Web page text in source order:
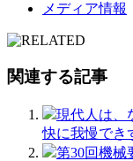
メディア情報
関連する記事
現代人は、
快に我慢でき
第30回機械